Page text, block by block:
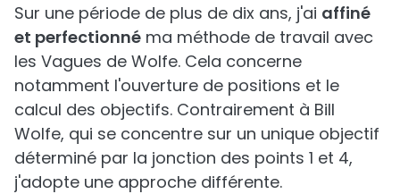
Sur une période de plus de dix ans, j'ai affiné
et perfectionné ma méthode de travail avec
les Vagues de Wolfe. Cela concerne
notamment l'ouverture de positions et le
calcul des objectifs. Contrairement à Bill
Wolfe, qui se concentre sur un unique objectif
déterminé par la jonction des points 1 et 4,
j'adopte une approche différente.